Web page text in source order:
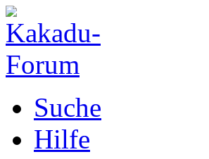
Suche
Hilfe